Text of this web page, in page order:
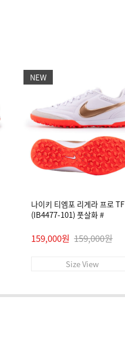
NEW
나이키 티엠포 리게라 프로 TF
(IB4477-101) 풋살화 #
159,000원 159,000원
Size View